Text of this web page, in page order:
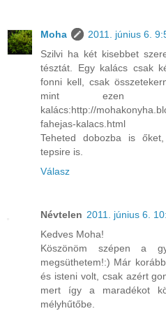
Moha
2011. június 6.
Szilvi ha két kisebbet
tésztát. Egy kalács csak
fonni kell, csak
mint ezen
kalács:http://
fahejas-kalacs.html
Teheted dobozba is
tepsire is.
Válasz
Névtelen 2011. június 6.
Kedves Moha!
Köszönöm szépen a
megsüthetem!:) Már
és isteni volt, csak azért
mert így a maradékot
mélyhűtőbe.